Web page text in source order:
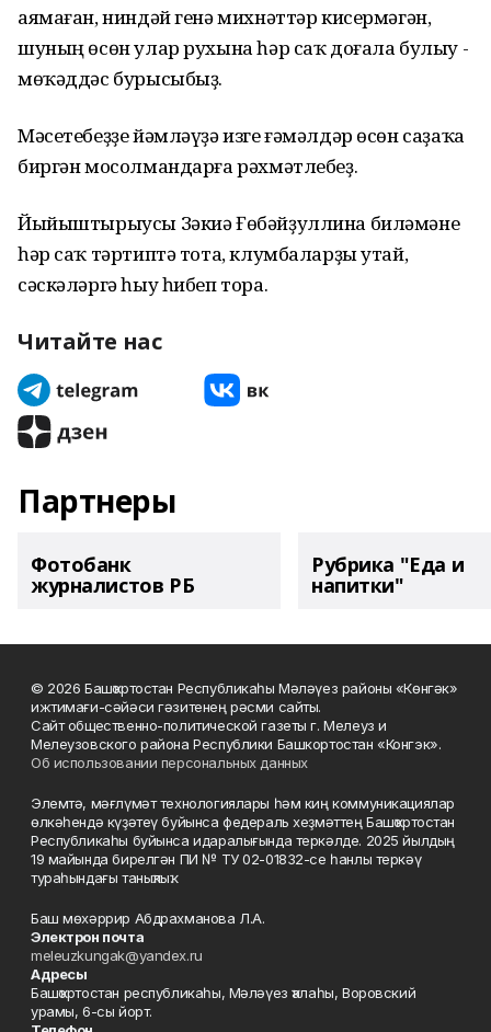
аямаған, ниндәй генә михнәттәр кисермәгән,
шуның өсөн улар рухына һәр саҡ доғала булыу -
мөҡәддәс бурысыбыҙ.
Мәсетебеҙҙе йәмләүҙә изге ғәмәлдәр өсөн саҙаҡа
биргән мосолмандарға рәхмәтлебеҙ.
Йыйыштырыусы Зәкиә Ғөбәйҙуллина биләмәне
һәр саҡ тәртиптә тота, клумбаларҙы утай,
сәскәләргә һыу һибеп тора.
Читайте нас
Партнеры
Фотобанк
журналистов РБ
Рубрика "Еда и
напитки"
© 2026 Башҡортостан Республикаһы Мәләүез районы «Көнгәк»
ижтимағи-сәйәси гәзитенең рәсми сайты.
Сайт общественно-политической газеты г. Мелеуз и
Мелеузовского района Республики Башкортостан «Конгэк».
Об использовании персональных данных
Элемтә, мәғлүмәт технологиялары һәм киң коммуникациялар
өлкәһендә күҙәтеү буйынса федераль хеҙмәттең Башҡортостан
Республикаһы буйынса идаралығында теркәлде. 2025 йылдың
19 майында бирелгән ПИ № ТУ 02-01832-се һанлы теркәү
тураһындағы таныҡлыҡ.
Баш мөхәррир Абдрахманова Л.А.
Электрон почта
meleuzkungak@yandex.ru
Адресы
Башҡортостан республикаһы, Мәләүез ҡалаһы, Воровский
урамы, 6-сы йорт.